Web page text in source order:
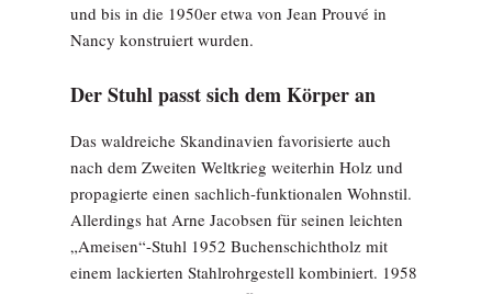
und bis in die 1950er etwa von Jean Prouvé in
Nancy konstruiert wurden.
Der Stuhl passt sich dem Körper an
Das waldreiche Skandinavien favorisierte auch
nach dem Zweiten Weltkrieg weiterhin Holz und
propagierte einen sachlich-funktionalen Wohnstil.
Allerdings hat Arne Jacobsen für seinen leichten
„Ameisen“-Stuhl 1952 Buchenschichtholz mit
einem lackierten Stahlrohrgestell kombiniert. 1958